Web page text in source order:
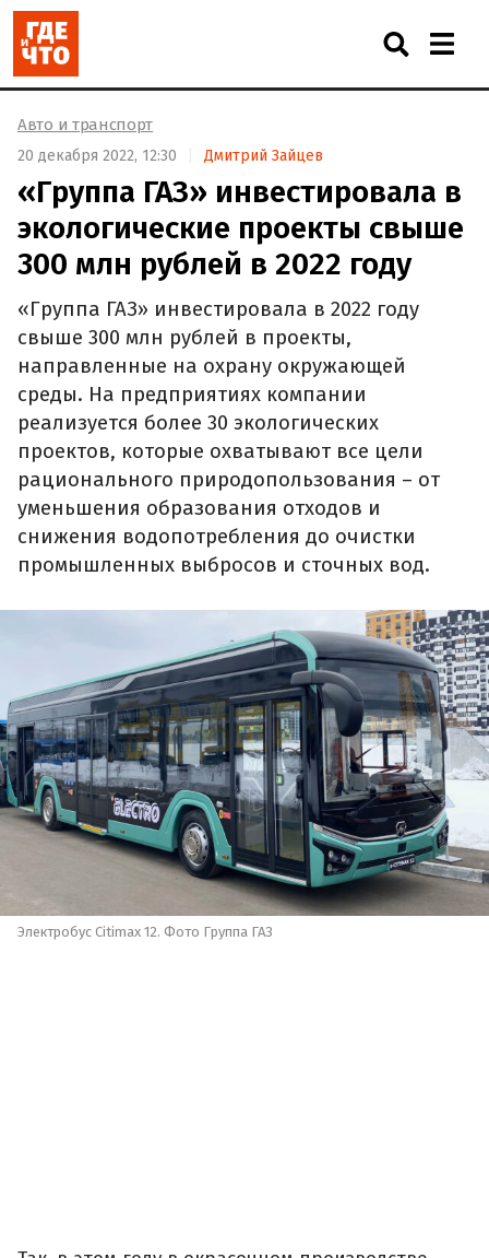
Авто и транспорт
20 декабря 2022, 12:30 Дмитрий Зайцев
«Группа ГАЗ» инвестировала в
экологические проекты свыше
300 млн рублей в 2022 году
«Группа ГАЗ» инвестировала в 2022 году
свыше 300 млн рублей в проекты,
направленные на охрану окружающей
среды. На предприятиях компании
реализуется более 30 экологических
проектов, которые охватывают все цели
рационального природопользования – от
уменьшения образования отходов и
снижения водопотребления до очистки
промышленных выбросов и сточных вод.
Электробус Citimax 12. Фото Группа ГАЗ